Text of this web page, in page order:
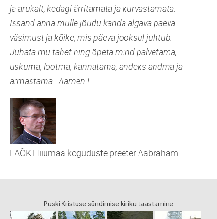
ja arukalt, kedagi ärritamata ja kurvastamata.
Issand anna mulle jõudu kanda algava päeva
väsimust ja kõike, mis päeva jooksul juhtub.
Juhata mu tahet ning õpeta mind palvetama,
uskuma, lootma, kannatama, andeks andma ja
armastama. Aamen !
EAÕK Hiiumaa koguduste preeter Aabraham
Puski Kristuse sündimise kiriku taastamine